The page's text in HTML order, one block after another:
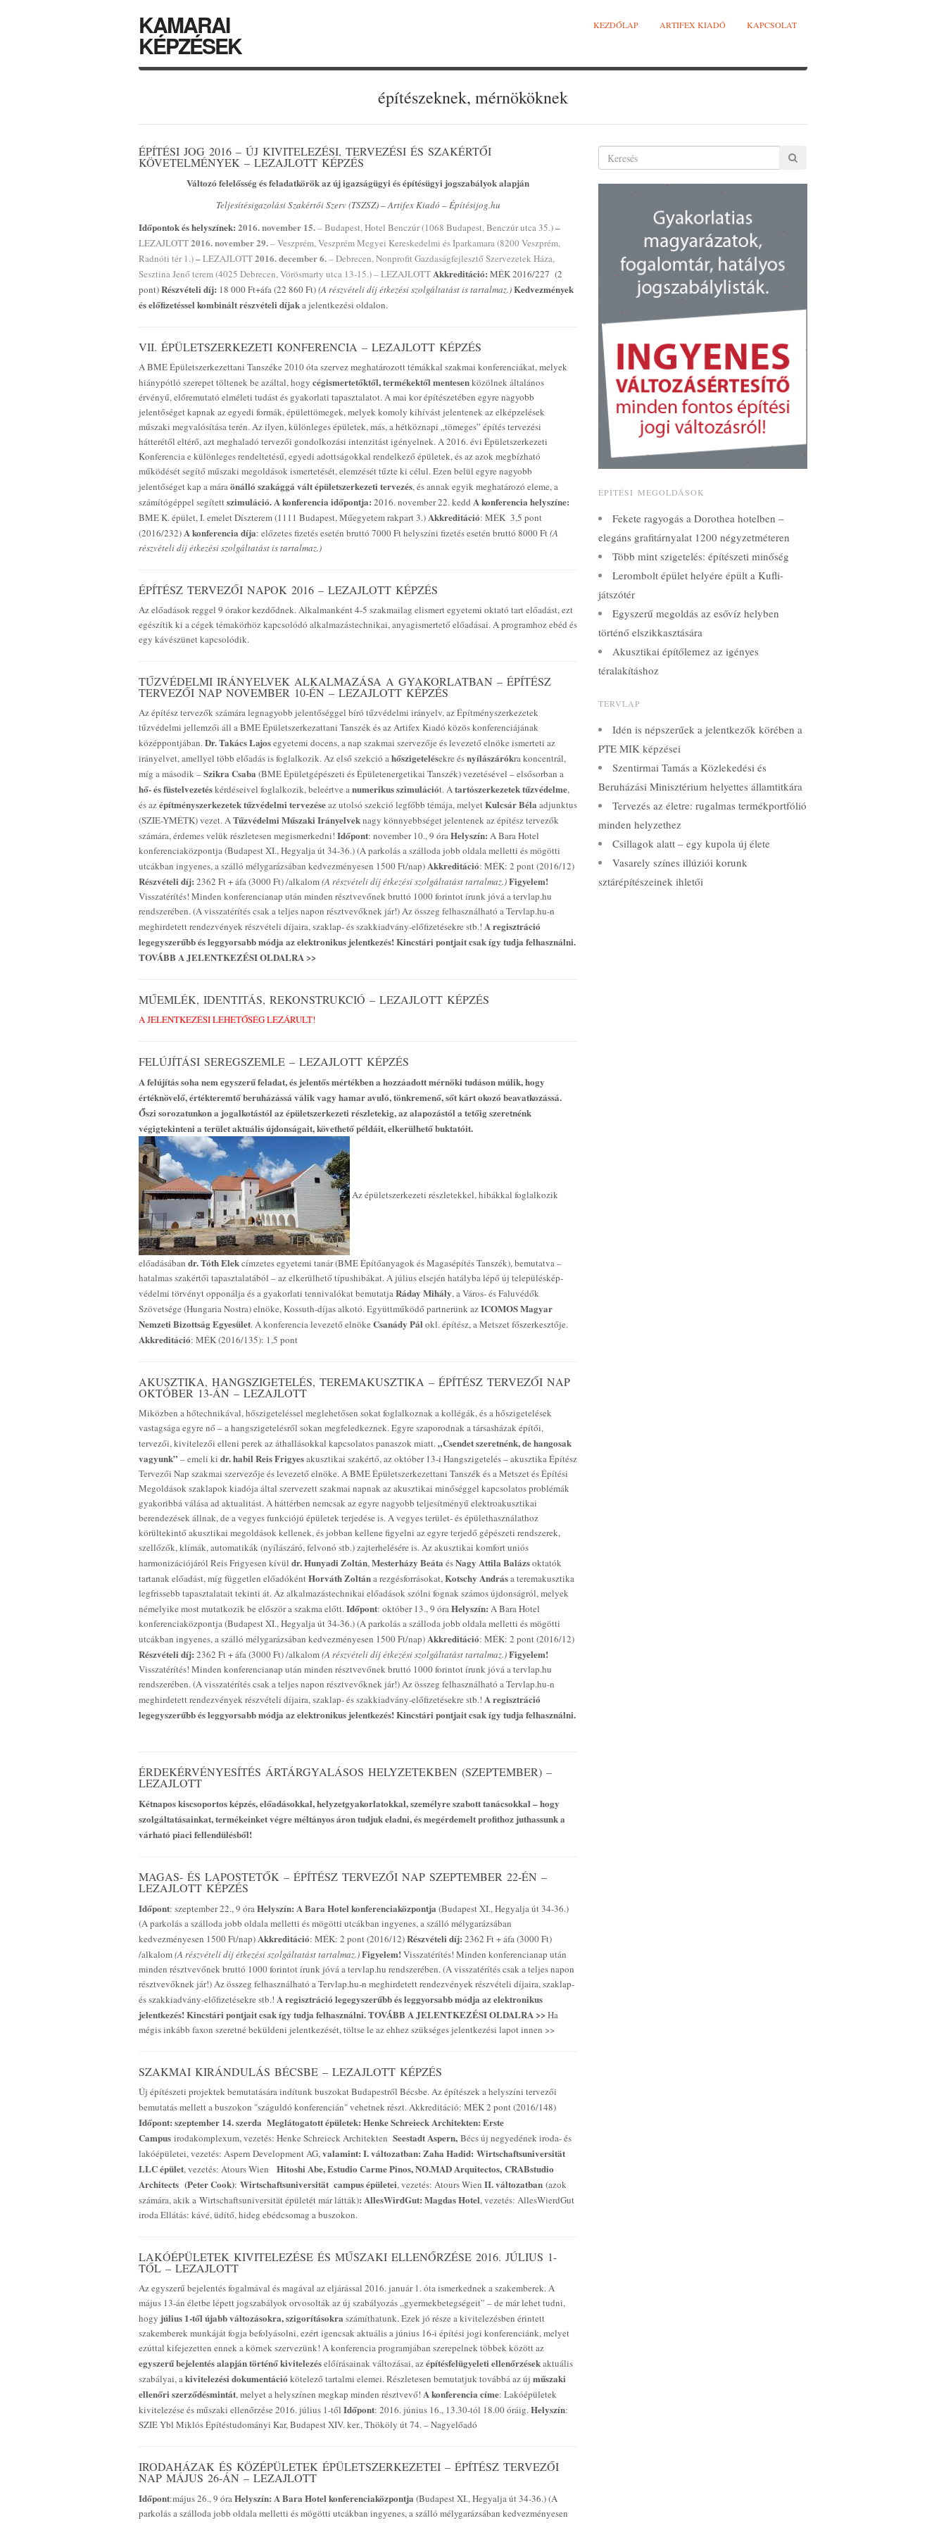
KAMARAI
KÉPZÉSEK
KEZDŐLAP ARTIFEX KIADÓ KAPCSOLAT
építészeknek, mérnököknek
ÉPÍTÉSI JOG 2016 – ÚJ KIVITELEZÉSI, TERVEZÉSI ÉS SZAKÉRTŐI
KÖVETELMÉNYEK – LEZAJLOTT KÉPZÉS
Változó felelősség és feladatkörökaz új igazságügyi és építésügyi jogszabályok alapján
Teljesítésigazolási Szakértői Szerv (TSZSZ) – Artifex Kiadó – Építésijog.hu
Időpontok és helyszínek: 2016. november 15.– Budapest, Hotel Benczúr (1068 Budapest, Benczúr utca 35.)–
LEZAJLOTT2016. november 29.– Veszprém, Veszprém Megyei Kereskedelmi és Iparkamara (8200 Veszprém,
Radnóti tér 1.)–LEZAJLOTT2016. december 6.– Debrecen, Nonprofit Gazdaságfejlesztő Szervezetek Háza,
Sesztina Jenő terem (4025 Debrecen, Vörösmarty utca 13-15.) – LEZAJLOTTAkkreditáció: MÉK 2016/227 (2
pont)Részvételi díj: 18 000 Ft+áfa (22 860 Ft)(A részvételi díj étkezési szolgáltatást is tartalmaz.)Kedvezmények
és előfizetéssel kombinált részvételi díjaka jelentkezési oldalon.
VII. ÉPÜLETSZERKEZETI KONFERENCIA – LEZAJLOTT KÉPZÉS
A BME Épületszerkezettani Tanszéke 2010 óta szervez meghatározott témákkal szakmai konferenciákat, melyek
hiánypótló szerepet töltenek be azáltal, hogy cégismertetőktől, termékektől mentesenközölnek általános
érvényű, előremutató elméleti tudást és gyakorlati tapasztalatot. A mai kor építészetében egyre nagyobb
jelentőséget kapnak az egyedi formák, épülettömegek, melyek komoly kihívást jelentenek az elképzelések
műszaki megvalósítása terén. Az ilyen, különleges épületek, más, a hétköznapi „tömeges” építés tervezési
hátterétől eltérő, azt meghaladó tervezői gondolkozási intenzitást igényelnek. A 2016. évi Épületszerkezeti
Konferencia e különleges rendeltetésű, egyedi adottságokkal rendelkező épületek, és az azok megbízható
működését segítő műszaki megoldások ismertetését, elemzését tűzte ki célul. Ezen belül egyre nagyobb
jelentőséget kap a máraönálló szakággá vált épületszerkezeti tervezés, és annak egyik meghatározó eleme, a
számítógéppel segítettszimuláció.A konferencia időpontja: 2016. november 22. kedd A konferencia helyszíne:
BME K. épület, I. emelet Díszterem (1111 Budapest, Műegyetem rakpart 3.)Akkreditáció: MÉK 3,5 pont
(2016/232)A konferencia díja: előzetes fizetés esetén bruttó 7000 Ft helyszíni fizetés esetén bruttó 8000 Ft(A
részvételi díj étkezési szolgáltatást is tartalmaz.)
ÉPÍTÉSZ TERVEZŐI NAPOK 2016 – LEZAJLOTT KÉPZÉS
Az előadások reggel 9 órakor kezdődnek. Alkalmanként 4-5 szakmailag elismert egyetemi oktató tart előadást, ezt
egészítik ki a cégek témakörhöz kapcsolódó alkalmazástechnikai, anyagismertető előadásai. A programhoz ebéd és
egy kávészünet kapcsolódik.
TŰZVÉDELMI IRÁNYELVEK ALKALMAZÁSA A GYAKORLATBAN – ÉPÍTÉSZ
TERVEZŐI NAP NOVEMBER 10-ÉN – LEZAJLOTT KÉPZÉS
Az építész tervezők számára legnagyobb jelentőséggel bíró tűzvédelmi irányelv, az Építményszerkezetek
tűzvédelmi jellemzői áll a BME Épületszerkezattani Tanszék és az Artifex Kiadó közös konferenciájának
középpontjában.Dr. Takács Lajosegyetemi docens, a nap szakmai szervezője és levezető elnöke ismerteti az
irányelvet, amellyel több előadás is foglalkozik. Az első szekció ahőszigetelésekre ésnyílászárókra koncentrál,
míg a második –Szikra Csaba (BME Épületgépészeti és Épületenergetikai Tanszék) vezetésével – elsősorban a
hő- és füstelvezetéskérdéseivel foglalkozik, beleértve anumerikus szimulációt. Atartószerkezetek tűzvédelme,
és azépítményszerkezetek tűzvédelmi tervezéseaz utolsó szekció legfőbb témája, melyetKulcsár Béla adjunktus
(SZIE-YMÉTK) vezet. ATűzvédelmi Műszaki Irányelveknagy könnyebbséget jelentenek az építész tervezők
számára, érdemes velük részletesen megismerkedni! Időpont: november 10., 9 óraHelyszín: A Bara Hotel
konferenciaközpontja (Budapest XI., Hegyalja út 34-36.) (A parkolás a szálloda jobb oldala melletti és mögötti
utcákban ingyenes, a szálló mélygarázsában kedvezményesen 1500 Ft/nap)Akkreditáció: MÉK: 2 pont (2016/12)
Részvételi díj: 2362 Ft + áfa (3000 Ft) /alkalom(A részvételi díj étkezési szolgáltatást tartalmaz.)Figyelem!
Visszatérítés! Minden konferencianap után minden résztvevőnek bruttó 1000 forintot írunk jóvá a tervlap.hu
rendszerében. (A visszatérítés csak a teljes napon résztvevőknek jár!) Az összeg felhasználható a Tervlap.hu-n
meghirdetett rendezvények részvételi díjaira, szaklap- és szakkiadvány-előfizetésekre stb.! A regisztráció
legegyszerűbb és leggyorsabb módja az elektronikus jelentkezés! Kincstári pontjait csak így tudja felhasználni.
TOVÁBB A JELENTKEZÉSI OLDALRA >>
MŰEMLÉK, IDENTITÁS, REKONSTRUKCIÓ – LEZAJLOTT KÉPZÉS
A JELENTKEZÉSI LEHETŐSÉG LEZÁRULT!
FELÚJÍTÁSI SEREGSZEMLE – LEZAJLOTT KÉPZÉS
A felújítás soha nem egyszerű feladat, és jelentős mértékben a hozzáadott mérnöki tudásonmúlik, hogy
értéknövelő, értékteremtő beruházássá válik vagy hamar avuló, tönkremenő, sőt kárt okozó beavatkozássá.
Őszi sorozatunkon a jogalkotástól az épületszerkezeti részletekig, az alapozástól a tetőig szeretnénk
végigtekinteni a terület aktuális újdonságait, követhető példáit, elkerülhető buktatóit.
Az épületszerkezeti részletekkel, hibákkal foglalkozik
előadásában dr. Tóth Elekcímzetes egyetemi tanár (BME Építőanyagok és Magasépítés Tanszék), bemutatva –
hatalmas szakértői tapasztalatából – az elkerülhető típushibákat. A július elsején hatályba lépő új településkép-
védelmi törvényt opponálja és a gyakorlati tennivalókat bemutatjaRáday Mihály, a Város- és Faluvédők
Szövetsége (Hungaria Nostra) elnöke, Kossuth-díjas alkotó. Együttműködő partnerünk azICOMOS Magyar
Nemzeti Bizottság Egyesület. A konferencia levezető elnöke Csanády Pál okl. építész, a Metszet főszerkesztője.
Akkreditáció: MÉK (2016/135): 1,5 pont
AKUSZTIKA, HANGSZIGETELÉS, TEREMAKUSZTIKA – ÉPÍTÉSZ TERVEZŐI NAP
OKTÓBER 13-ÁN – LEZAJLOTT
Miközben a hőtechnikával, hőszigeteléssel meglehetősen sokat foglalkoznak a kollégák, és a hőszigetelések
vastagsága egyre nő – a hangszigetelésről sokan megfeledkeznek. Egyre szaporodnak a társasházak építői,
tervezői, kivitelezői elleni perek az áthallásokkal kapcsolatos panaszok miatt.„Csendet szeretnénk, de hangosak
vagyunk” – emeli ki dr. habil Reis Frigyesakusztikai szakértő, az október 13-i Hangszigetelés – akusztika Építész
Tervezői Nap szakmai szervezője és levezető elnöke. A BME Épületszerkezettani Tanszék és a Metszet és Építési
Megoldások szaklapok kiadója által szervezett szakmai napnak az akusztikai minőséggel kapcsolatos problémák
gyakoribbá válása ad aktualitást. A háttérben nemcsak az egyre nagyobb teljesítményű elektroakusztikai
berendezések állnak, de a vegyes funkciójú épületek terjedése is. A vegyes terület- és épülethasználathoz
körültekintő akusztikai megoldások kellenek, és jobban kellene figyelni az egyre terjedő gépészeti rendszerek,
szellőzők, klímák, automatikák (nyílászáró, felvonó stb.) zajterhelésére is. Az akusztikai komfort uniós
harmonizációjáról Reis Frigyesen kívül dr. Hunyadi Zoltán,Mesterházy Beáta ésNagy Attila Balázsoktatók
tartanak előadást, míg független előadókéntHorváth Zoltána rezgésforrásokat,Kotschy Andrása teremakusztika
legfrissebb tapasztalatait tekinti át. Az alkalmazástechnikai előadások szólni fognak számos újdonságról, melyek
némelyike most mutatkozik be először a szakma előtt.Időpont: október 13., 9 óraHelyszín: A Bara Hotel
konferenciaközpontja (Budapest XI., Hegyalja út 34-36.) (A parkolás a szálloda jobb oldala melletti és mögötti
utcákban ingyenes, a szálló mélygarázsában kedvezményesen 1500 Ft/nap)Akkreditáció: MÉK: 2 pont (2016/12)
Részvételi díj: 2362 Ft + áfa (3000 Ft) /alkalom(A részvételi díj étkezési szolgáltatást tartalmaz.)Figyelem!
Visszatérítés! Minden konferencianap után minden résztvevőnek bruttó 1000 forintot írunk jóvá a tervlap.hu
rendszerében. (A visszatérítés csak a teljes napon résztvevőknek jár!) Az összeg felhasználható a Tervlap.hu-n
meghirdetett rendezvények részvételi díjaira, szaklap- és szakkiadvány-előfizetésekre stb.! A regisztráció
legegyszerűbb és leggyorsabb módja az elektronikus jelentkezés! Kincstári pontjait csak így tudja felhasználni.
ÉRDEKÉRVÉNYESÍTÉS ÁRTÁRGYALÁSOS HELYZETEKBEN (SZEPTEMBER) –
LEZAJLOTT
Kétnapos kiscsoportos képzés, előadásokkal, helyzetgyakorlatokkal, személyre szabott tanácsokkal – hogy
szolgáltatásainkat, termékeinket végre méltányos áron tudjuk eladni, és megérdemelt profithoz juthassunk a
várható piaci fellendülésből!
MAGAS- ÉS LAPOSTETŐK – ÉPÍTÉSZ TERVEZŐI NAP SZEPTEMBER 22-ÉN –
LEZAJLOTT KÉPZÉS
Időpont: szeptember 22., 9 óraHelyszín: A Bara Hotel konferenciaközpontja (Budapest XI., Hegyalja út 34-36.)
(A parkolás a szálloda jobb oldala melletti és mögötti utcákban ingyenes, a szálló mélygarázsában
kedvezményesen 1500 Ft/nap)Akkreditáció: MÉK: 2 pont (2016/12)Részvételi díj: 2362 Ft + áfa (3000 Ft)
/alkalom(A részvételi díj étkezési szolgáltatást tartalmaz.)Figyelem!Visszatérítés! Minden konferencianap után
minden résztvevőnek bruttó 1000 forintot írunk jóvá a tervlap.hu rendszerében. (A visszatérítés csak a teljes napon
résztvevőknek jár!) Az összeg felhasználható a Tervlap.hu-n meghirdetett rendezvények részvételi díjaira, szaklap-
és szakkiadvány-előfizetésekre stb.! A regisztráció legegyszerűbb és leggyorsabb módja az elektronikus
jelentkezés! Kincstári pontjait csak így tudja felhasználni.TOVÁBB A JELENTKEZÉSI OLDALRA >>Ha
mégis inkább faxon szeretné beküldeni jelentkezését, töltse le az ehhez szükséges jelentkezési lapot innen >>
SZAKMAI KIRÁNDULÁS BÉCSBE – LEZAJLOTT KÉPZÉS
Új építészeti projektek bemutatására indítunk buszokat Budapestről Bécsbe. Az építészek a helyszíni tervezői
bemutatás mellett a buszokon "száguldó konferencián" vehetnek részt. Akkreditáció: MÉK 2 pont (2016/148)
Időpont: szeptember 14. szerda Meglátogatott épületek: Henke Schreieck Architekten: Erste
Campus irodakomplexum, vezetés: Henke Schreieck Architekten Seestadt Aspern, Bécs új negyedének iroda- és
lakóépületei, vezetés: Aspern Development AG,valamint: I. változatban: Zaha Hadid: Wirtschaftsuniversität
LLC épület, vezetés: Atours Wien Hitoshi Abe, Estudio Carme Pinos, NO.MAD Arquitectos, CRABstudio
Architects (Peter Cook): Wirtschaftsuniversität campus épületei, vezetés: Atours Wien II. változatban (azok
számára, akik a Wirtschaftsuniversität épületét már látták): AllesWirdGut: Magdas Hotel, vezetés: AllesWierdGut
iroda Ellátás: kávé, üdítő, hideg ebédcsomag a buszokon.
LAKÓÉPÜLETEK KIVITELEZÉSE ÉS MŰSZAKI ELLENŐRZÉSE 2016. JÚLIUS 1-
TŐL – LEZAJLOTT
Az egyszerű bejelentés fogalmával és magával az eljárással 2016. január 1. óta ismerkednek a szakemberek. A
május 13-án életbe lépett jogszabályok orvosolták az új szabályozás „gyermekbetegségeit” – de már lehet tudni,
hogy július 1-től újabb változásokra, szigorításokra számíthatunk. Ezek jó része a kivitelezésben érintett
szakemberek munkáját fogja befolyásolni, ezért igencsak aktuális a június 16-i építési jogi konferenciánk, melyet
ezúttal kifejezetten ennek a körnek szervezünk! A konferencia programjában szerepelnek többek között az
egyszerű bejelentés alapján történő kivitelezéselőírásainak változásai, azépítésfelügyeleti ellenőrzésekaktuális
szabályai, akivitelezési dokumentáció kötelező tartalmi elemei. Részletesen bemutatjuk továbbá az új műszaki
ellenőri szerződésmintát, melyet a helyszínen megkap minden résztvevő! A konferencia címe: Lakóépületek
kivitelezése és műszaki ellenőrzése 2016. július 1-től Időpont: 2016. június 16., 13.30-tól 18.00 óráig.Helyszín:
SZIE Ybl Miklós Építéstudományi Kar, Budapest XIV. ker., Thököly út 74. – Nagyelőadó
IRODAHÁZAK ÉS KÖZÉPÜLETEK ÉPÜLETSZERKEZETEI – ÉPÍTÉSZ TERVEZŐI
NAP MÁJUS 26-ÁN – LEZAJLOTT
Időpont:május 26., 9 óraHelyszín: A Bara Hotel konferenciaközpontja (Budapest XI., Hegyalja út 34-36.) (A
parkolás a szálloda jobb oldala melletti és mögötti utcákban ingyenes, a szálló mélygarázsában kedvezményesen
ÉPÍTÉSI MEGOLDÁSOK
Fekete ragyogás a Dorothea hotelben –
elegáns grafitárnyalat 1200 négyzetméteren
Több mint szigetelés: építészeti minőség
Lerombolt épület helyére épült a Kufli-
játszótér
Egyszerű megoldás az esővíz helyben
történő elszikkasztására
Akusztikai építőlemez az igényes
téralakításhoz
TERVLAP
Idén is népszerűek a jelentkezők körében a
PTE MIK képzései
Szentirmai Tamás a Közlekedési és
Beruházási Minisztérium helyettes államtitkára
Tervezés az életre: rugalmas termékportfólió
minden helyzethez
Csillagok alatt – egy kupola új élete
Vasarely színes illúziói korunk
sztárépítészeinek ihletői